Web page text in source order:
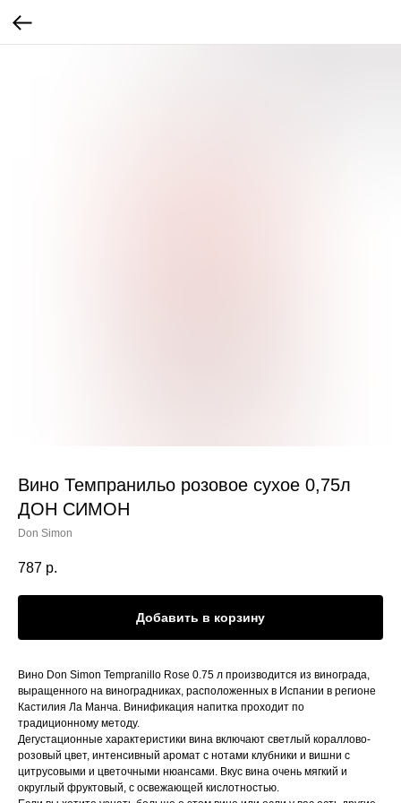
Вино Темпранильо розовое сухое 0,75л
ДОН СИМОН
Don Simon
787 р.
Добавить в корзину
Вино Don Simon Tempranillo Rose 0.75 л производится из винограда,
выращенного на виноградниках, расположенных в Испании в регионе
Кастилия Ла Манча. Винификация напитка проходит по
традиционному методу.
Дегустационные характеристики вина включают светлый кораллово-
розовый цвет, интенсивный аромат с нотами клубники и вишни с
цитрусовыми и цветочными нюансами. Вкус вина очень мягкий и
округлый фруктовый, с освежающей кислотностью.